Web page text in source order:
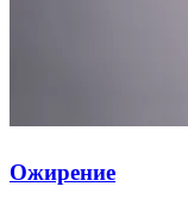
Ожирение